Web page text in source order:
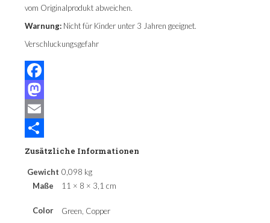
vom Originalprodukt abweichen.
Warnung: Nicht für Kinder unter 3 Jahren geeignet.
Verschluckungsgefahr
Facebook
Mastodon
Email
Teilen
Zusätzliche Informationen
Gewicht 0,098 kg
Maße
11 × 8 × 3,1 cm
Color Green, Copper